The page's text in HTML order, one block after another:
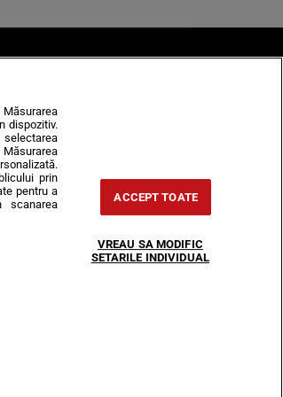
dispozitiv.
prin
pentru a
scanarea
ACCEPT TOATE
VREAU SA MODIFIC
SETARILE INDIVIDUAL